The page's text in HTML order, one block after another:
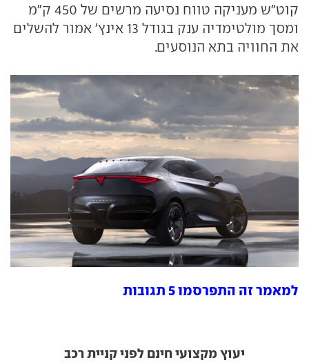
קוט"ש מעניקה טווח נסיעה מרשים של 450 ק"מ
ומסך מולטימדיה ענק בגודל 13 אינץ' אמור להשלים
את החוויה בתא הנוסעים.
למאמר זה התפרסמו 5 תגובות
יעוץ מקצועי חינם לפני קניית רכב